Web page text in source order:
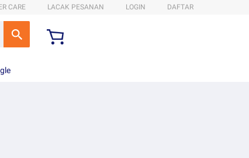
CARE LACAK PESANAN LOGIN DAFTAR